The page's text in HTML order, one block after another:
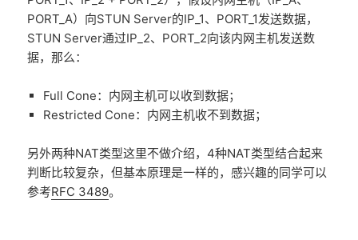
PORT_A）向STUN Server的IP_1、PORT_1发送数据，
STUN Server通过IP_2、PORT_2向该内网主机发送数
据，那么：
Full Cone：内网主机可以收到数据；
Restricted Cone：内网主机收不到数据；
另外两种NAT类型这里不做介绍，4种NAT类型结合起来
判断比较复杂，但基本原理是一样的，感兴趣的同学可以
参考RFC 3489。